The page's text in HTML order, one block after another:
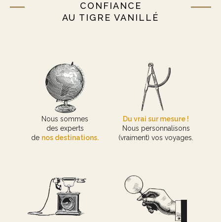
CONFIANCE
AU TIGRE VANILLÉ
Nous sommes
des experts
de nos destinations.
Du vrai sur mesure !
Nous personnalisons
(vraiment) vos voyages.